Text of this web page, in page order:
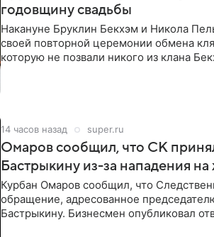
годовщину свадьбы
Накануне Бруклин Бекхэм и Никола
своей повторной церемонии обмена
которую не позвали никого из клана
14 часов назад super.ru
Омаров сообщил, что СК
Бастрыкину из-за нападения
Курбан Омаров сообщил, что
обращение, адресованное
Бастрыкину. Бизнесмен опубликовал